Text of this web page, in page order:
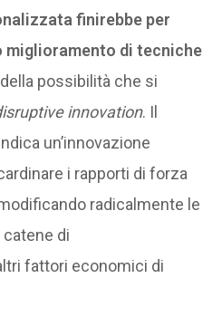
finirebbe per
miglioramento di tecniche
possibilità che si
innovation. Il
un’innovazione
i rapporti di forza
radicalmente le
di
fattori economici di